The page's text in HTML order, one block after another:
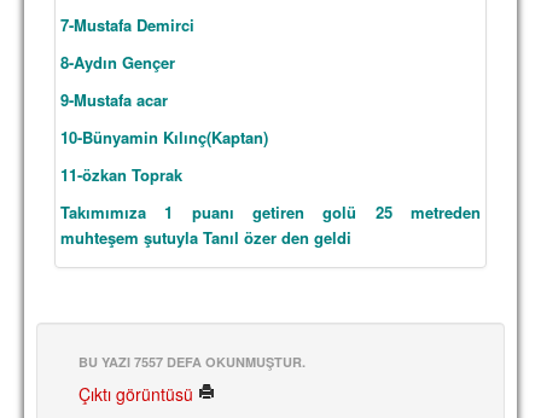
MARŞ & TEZAHÜRATLAR
KULÜP
SPOR TESİSLERİ
YÖNETİM KURULU
PERSONEL
TARİHÇE
TARİHİ BAŞARILAR
7-Mustafa Demirci
8-Aydın Gençer
9-Mustafa acar
10-Bünyamin Kılınç(Kaptan)
11-özkan Toprak
Takımımıza 1 puanı getiren golü 25 metreden
muhteşem şutuyla Tanıl özer den geldi
BU YAZI 7557 DEFA OKUNMUŞTUR.
Çıktı görüntüsü